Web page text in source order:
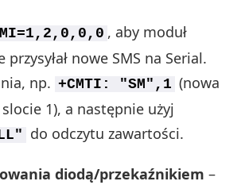
, aby moduł
nowe SMS na Serial.
np. +CMTI: "SM",1 (nowa
1), a następnie użyj
do odczytu zawartości.
diodą/przekaźnikiem –